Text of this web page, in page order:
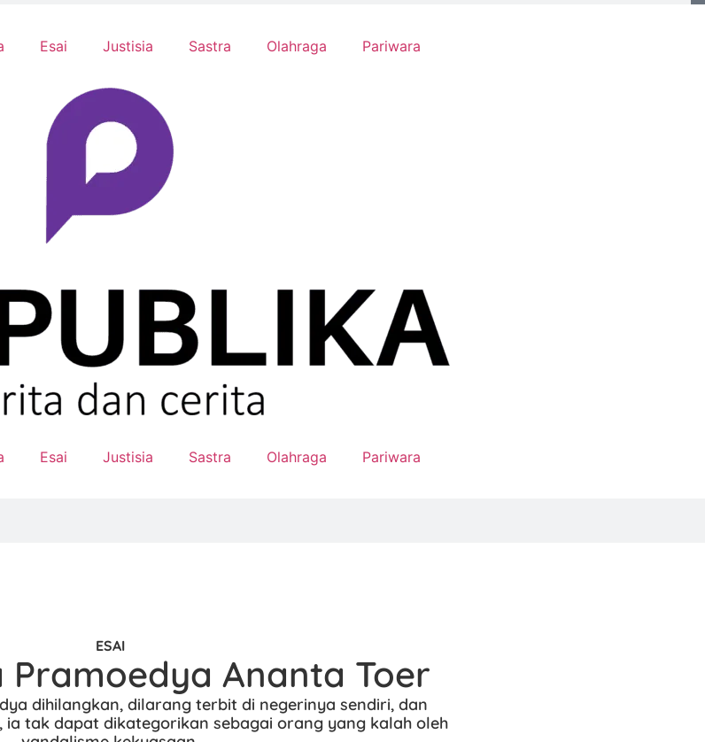
Esai Justisia Sastra Olahraga Pariwara
Esai Justisia Sastra Olahraga Pariwara
ESAI
Pramoedya Ananta Toer
dihilangkan, dilarang terbit di negerinya sendiri, dan
tak dapat dikategorikan sebagai orang yang kalah oleh